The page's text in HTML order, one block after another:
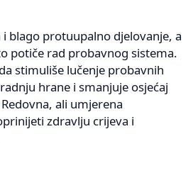
blago protuupalno djelovanje, a
potiče rad probavnog sistema.
stimuliše lučenje probavnih
hrane i smanjuje osjećaj
ali umjerena
zdravlju crijeva i